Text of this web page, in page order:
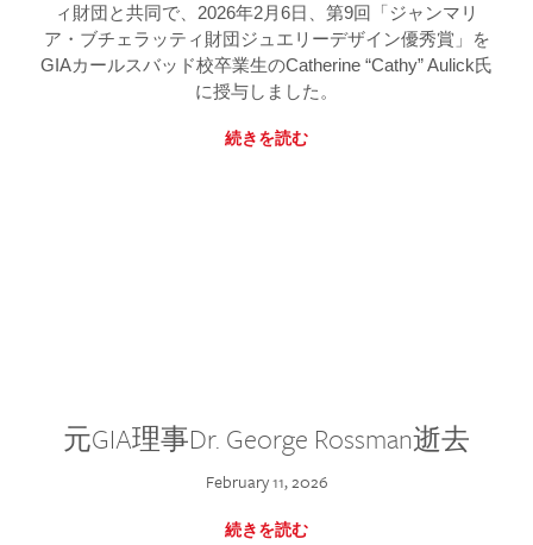
ィ財団と共同で、2026年2月6日、第9回「ジャンマリ
ア・ブチェラッティ財団ジュエリーデザイン優秀賞」を
GIAカールスバッド校卒業生のCatherine “Cathy” Aulick氏
に授与しました。
続きを読む
元GIA理事Dr. George Rossman逝去
February 11, 2026
続きを読む